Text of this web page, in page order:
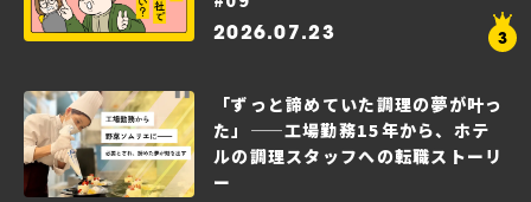
2026.07.23
「ずっと諦めていた調理の夢が叶っ
た」——工場勤務15年から、ホテ
ルの調理スタッフへの転職ストーリ
ー